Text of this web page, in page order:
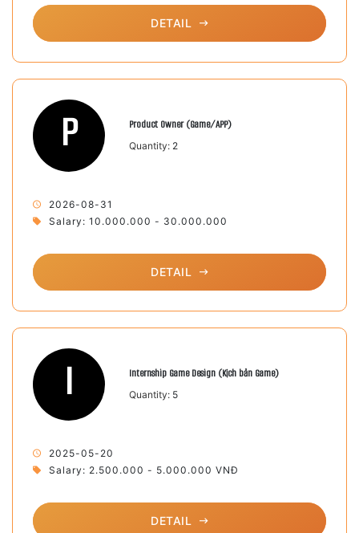
DETAIL
P Product Owner (Game/APP)
Quantity: 2
2026-08-31
Salary: 10.000.000 - 30.000.000
DETAIL
I Internship Game Design (Kịch bản Game)
Quantity: 5
2025-05-20
Salary: 2.500.000 - 5.000.000 VNĐ
DETAIL